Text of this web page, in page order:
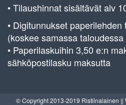
• Tilaushinnat sisältävät alv
• Digitunnukset
(koskee samassa
• Paperilaskuihin 3,50 e:n
sähköpostilasku maksutta
© Copyright 2013-2019 Ristiinalainen ||